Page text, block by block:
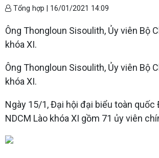
Tổng hợp | 16/01/2021 14:09
Ông Thongloun Sisoulith, Ủy viên Bộ
khóa XI.
Ông Thongloun Sisoulith, Ủy viên Bộ
khóa XI.
Ngày 15/1, Đại hội đại biểu toàn
NDCM Lào khóa XI gồm 71 ủy viên